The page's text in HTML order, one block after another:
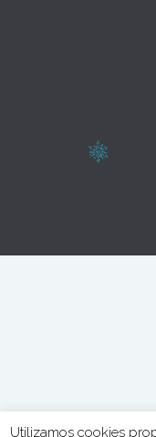
Web
Utilizamos cookies